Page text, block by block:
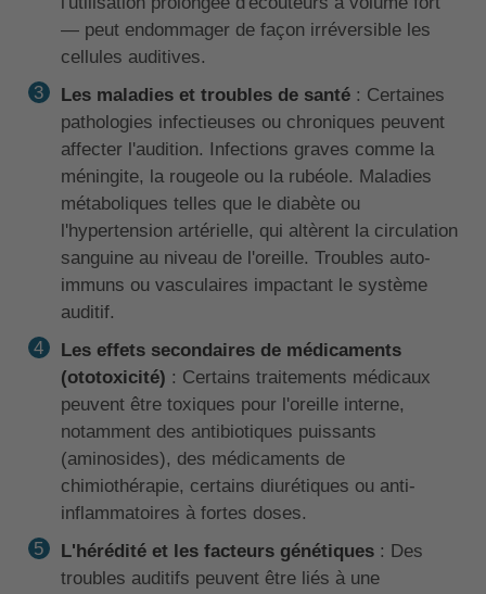
— peut endommager de façon irréversible les
cellules auditives.
Les maladies et troubles de santé : Certaines
pathologies infectieuses ou chroniques peuvent
affecter l'audition. Infections graves comme la
méningite, la rougeole ou la rubéole. Maladies
métaboliques telles que le diabète ou
l'hypertension artérielle, qui altèrent la circulation
sanguine au niveau de l'oreille. Troubles auto-
immuns ou vasculaires impactant le système
auditif.
Les effets secondaires de médicaments
(ototoxicité) : Certains traitements médicaux
peuvent être toxiques pour l'oreille interne,
notamment des antibiotiques puissants
(aminosides), des médicaments de
chimiothérapie, certains diurétiques ou anti-
inflammatoires à fortes doses.
L'hérédité et les facteurs génétiques: Des
troubles auditifs peuvent être liés à une